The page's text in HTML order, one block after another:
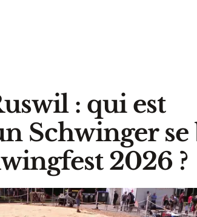
: qui est
Schwinger se
2026 ?